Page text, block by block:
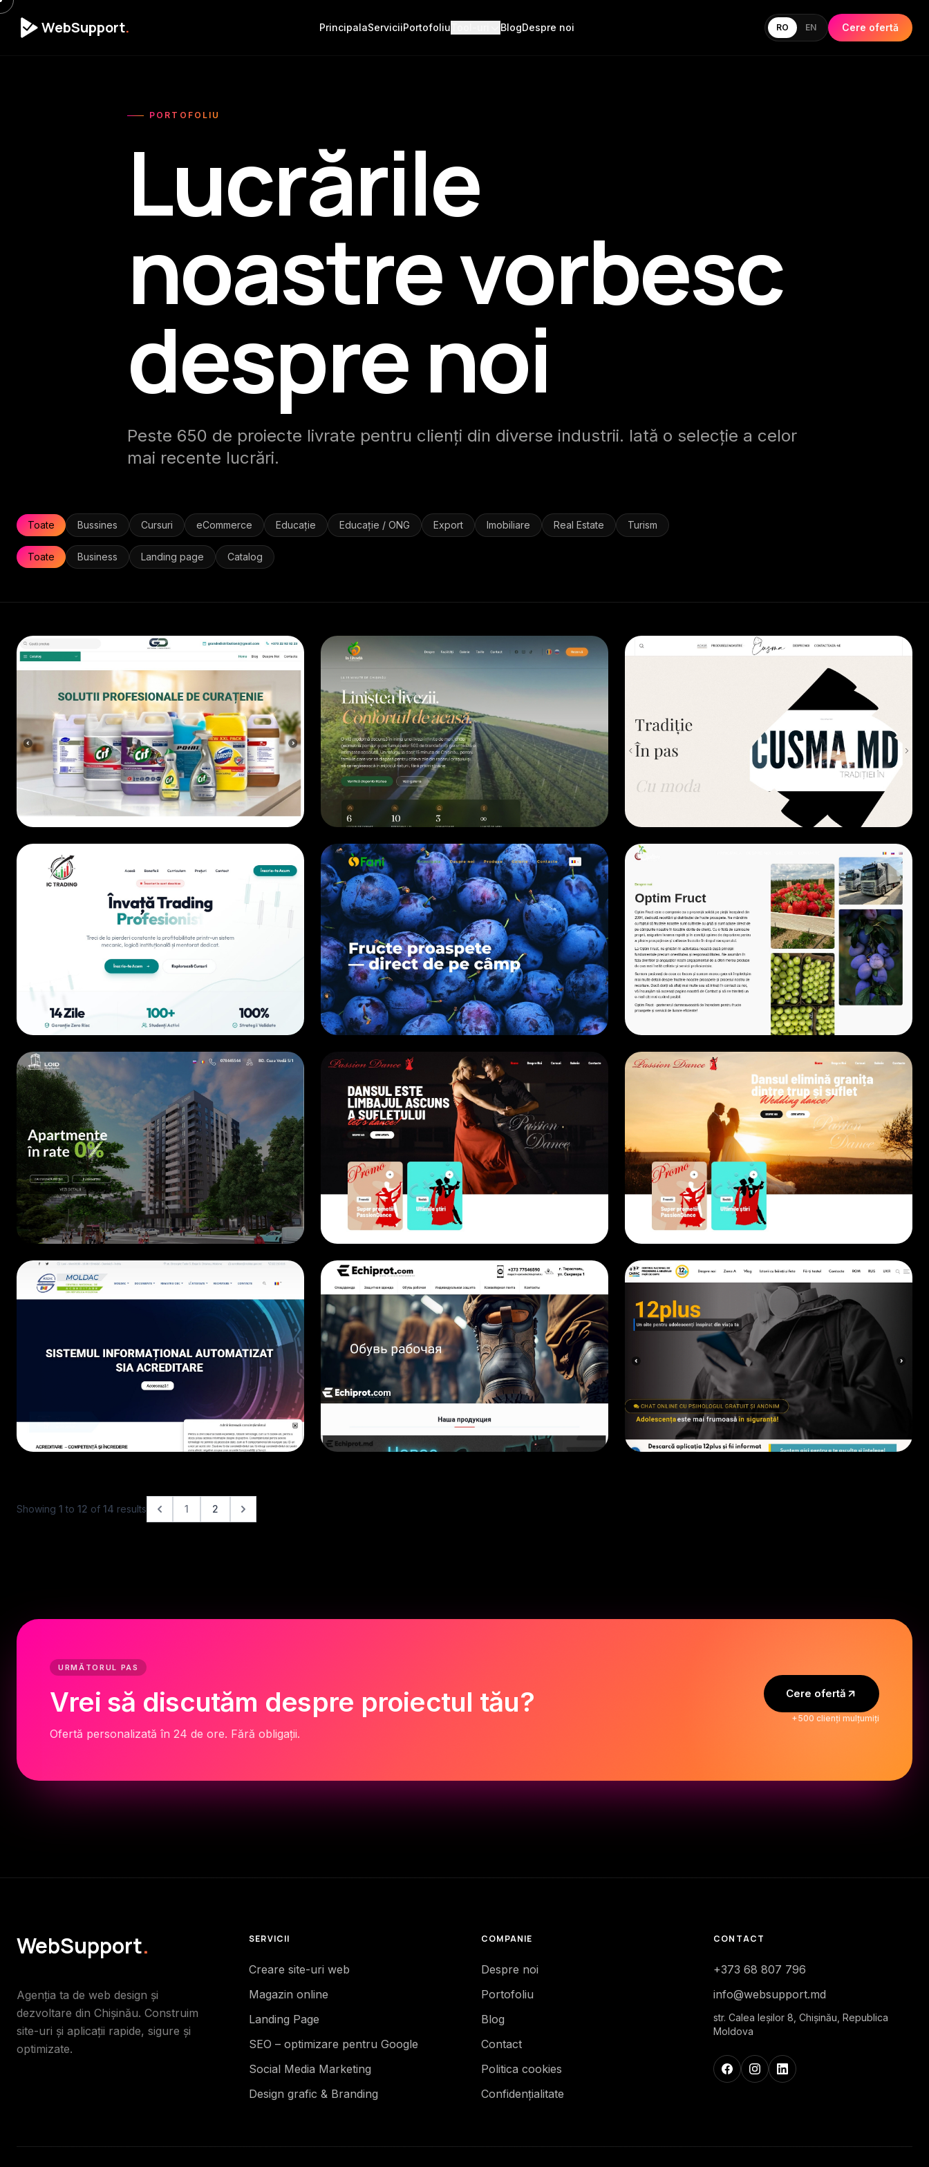
WebSupport. PrincipalaServiciiPortofoliu BlogDespre noi RO EN Cere ofertă
PORTOFOLIU
Lucrările
noastre vorbesc
despre noi
Peste 650 de proiecte livrate pentru clienți din diverse industrii. Iată o selecție a celor
mai recente lucrări.
Toate Bussines Cursuri eCommerce Educație Educație / ONG Export Imobiliare Real Estate Turism
Toate Business Landing page Catalog
ECOMMERCE• 2026
TURISM• 2025
Performanță 91/100 SEO 100/100
• 2024 EXPORT• 2023 EXPORT• 2023
REAL ESTATE• 2022
CURSURI• 2021
CURSURI• 2021
ECOMMERCE • 2019
EDUCAȚIE / ONG • 2023
Showing 1 to 12 of 14 results 1 2
URMĂTORUL PAS
Vrei să discutăm despre proiectul tău?
Ofertă personalizată în 24 de ore. Fără obligații.
Cere ofertă
+500 clienți mulțumiți
WebSupport.
Agenția ta de web design și
dezvoltare din Chișinău. Construim
site-uri și aplicații rapide, sigure și
optimizate.
SERVICII
Creare site-uri web
Magazin online
Landing Page
SEO – optimizare pentru Google
Social Media Marketing
Design grafic & Branding
COMPANIE
Despre noi
Portofoliu
Blog
Contact
Politica cookies
Confidențialitate
CONTACT
+373 68 807 796
info@websupport.md
str. Calea Ieşilor 8, Chișinău, Republica
Moldova